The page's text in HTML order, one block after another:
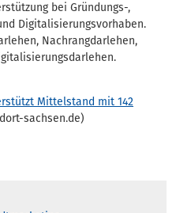
bei Gründungs-,
Digitalisierungsvorhaben.
Nachrangdarlehen,
Mittelstand mit 142
sachsen.de)